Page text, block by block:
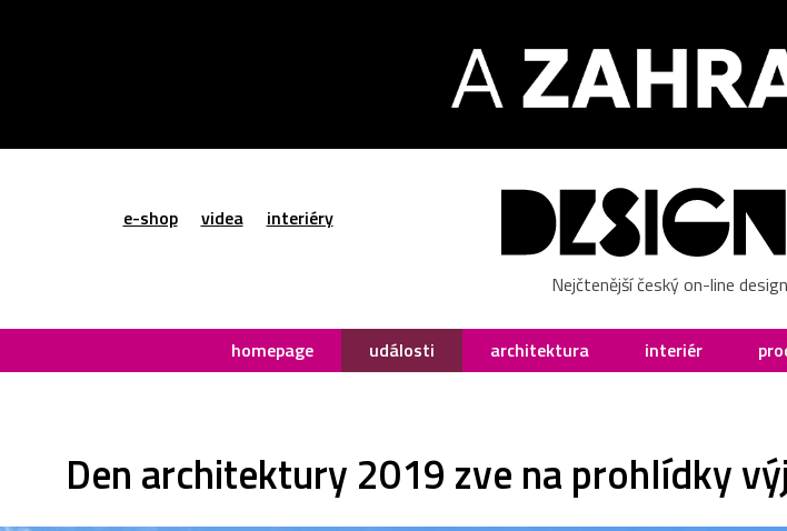
e-shop videa interiéry
Nejčtenější český on-line
homepage události architektura interiér
Den architektury 2019 zve na prohlídky